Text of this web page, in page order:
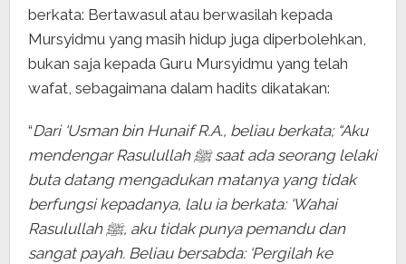
berkata: Bertawasul atau berwasilah kepada
Mursyidmu yang masih hidup juga diperbolehkan,
bukan saja kepada Guru Mursyidmu yang telah
wafat, sebagaimana dalam hadits dikatakan:
“Dari ‘Usman bin Hunaif R.A., beliau berkata; “Aku
mendengar Rasulullah ﷺ saat ada seorang lelaki
buta datang mengadukan matanya yang tidak
berfungsi kepadanya, lalu ia berkata: ‘Wahai
Rasulullah ﷺ, aku tidak punya pemandu dan
sangat payah. Beliau bersabda: ‘Pergilah ke